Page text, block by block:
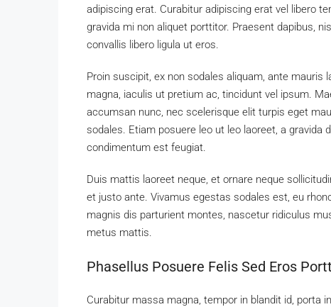
adipiscing erat. Curabitur adipiscing erat vel libero
gravida mi non aliquet porttitor. Praesent dapibus,
convallis libero ligula ut eros.
Proin suscipit, ex non sodales aliquam, ante
magna, iaculis ut pretium ac, tincidunt vel ipsum.
accumsan nunc, nec scelerisque elit turpis eget
sodales. Etiam posuere leo ut leo laoreet, a
condimentum est feugiat.
Duis mattis laoreet neque, et ornare neque
et justo ante. Vivamus egestas sodales est, eu
magnis dis parturient montes, nascetur ridiculus
metus mattis.
Phasellus Posuere Felis Sed Eros
Curabitur massa magna, tempor in blandit id, porta